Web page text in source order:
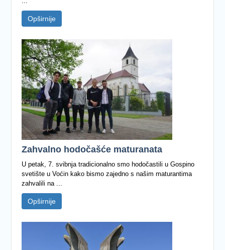
Opširnije
Zahvalno hodočašće maturanata
U petak, 7. svibnja tradicionalno smo hodočastili u Gospino
svetište u Voćin kako bismo zajedno s našim maturantima
zahvalili na ...
Opširnije